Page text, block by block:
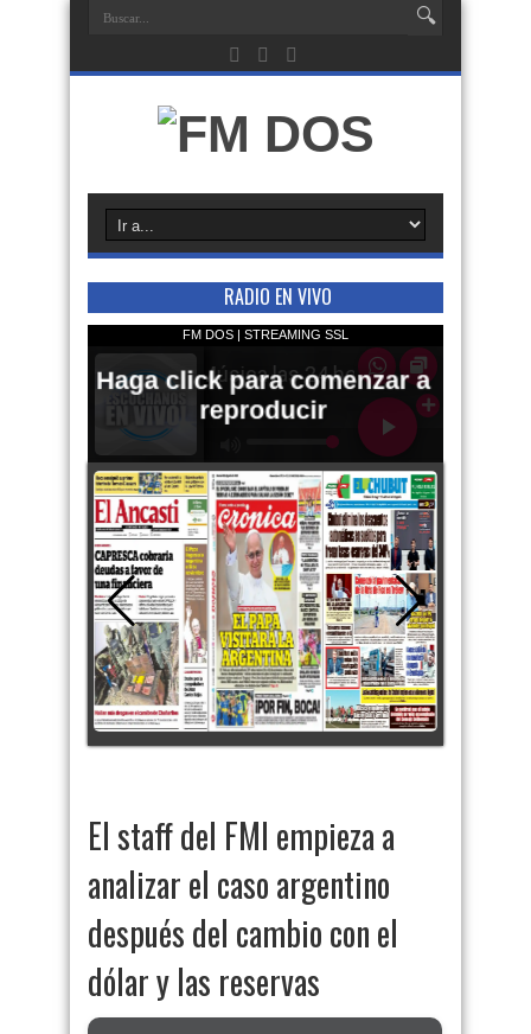
RADIO EN VIVO
El staff del FMI empieza a
analizar el caso argentino
después del cambio con el
dólar y las reservas